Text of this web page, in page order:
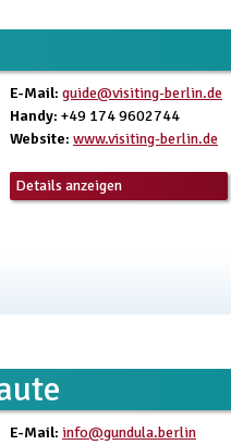
E-Mail: guide@visiting-berlin.de
Handy: +49 174 9602744
Website: www.visiting-berlin.de
Details anzeigen
E-Mail: info@gundula.berlin